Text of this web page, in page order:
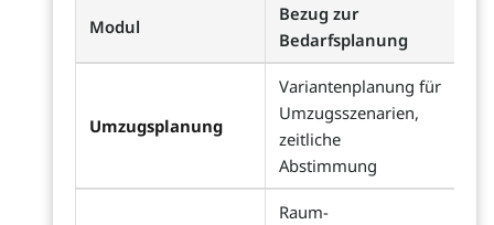
Modul
Bezug zur
Bedarfsplanung
Umzugsplanung
Variantenplanung für
Umzugsszenarien,
zeitliche
Abstimmung
Raum-